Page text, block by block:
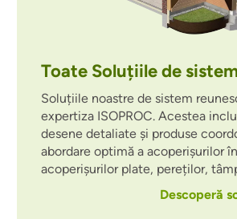
Toate Soluțiile de
Soluțiile noastre de sistem
expertiza ISOPROC. Acestea
desene detaliate și produse
abordare optimă a acoperișurilor
acoperișurilor plate, pereților,
Descoperă